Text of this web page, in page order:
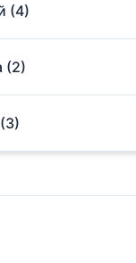
(4)
(2)